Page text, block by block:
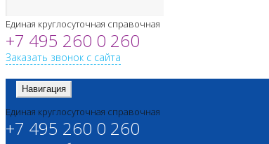
Единая круглосуточная справочная
+7 495 260 0 260
Заказать звонок с сайта
Навигация
Единая круглосуточная справочная
+7 495 260 0 260